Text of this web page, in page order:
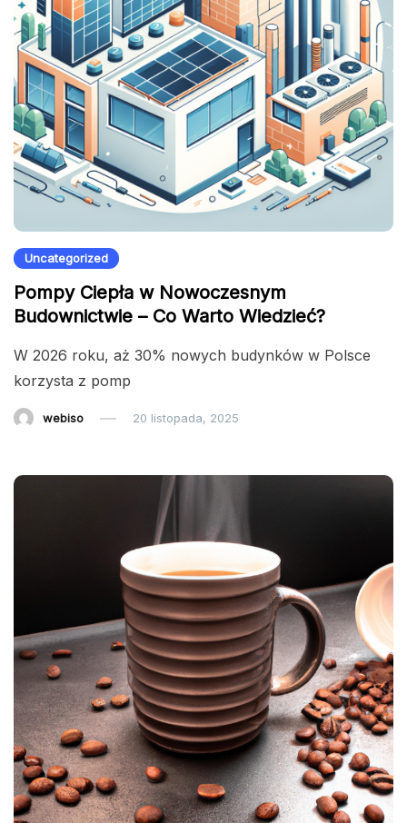
Uncategorized
Pompy Ciepła w Nowoczesnym
Budownictwie – Co Warto Wiedzieć?
W 2026 roku, aż 30% nowych budynków w Polsce
korzysta z pomp
webiso 20 listopada, 2025